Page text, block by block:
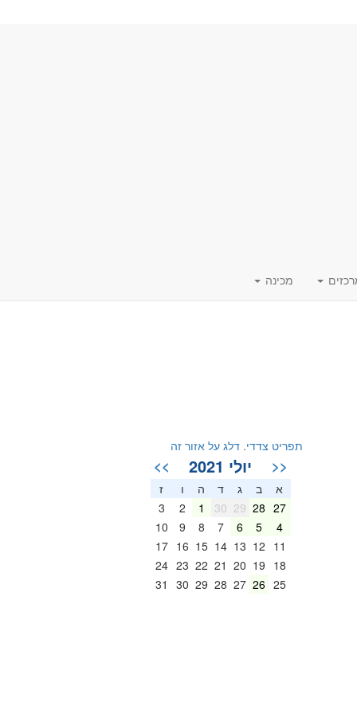
מכינה
תפריט צדדי. דלג על אזור זה
<< יולי 2021 >>
א ב ג ד ה ו
ז
27
28
29
30
1
2
3
4
5
6
7
8
9
10
11
12
13
14
15
16
17
18
19
20
21
22
23
24
25
26
27
28
29
30
31